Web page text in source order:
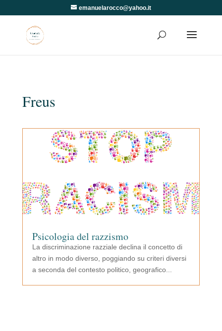
emanuelarocco@yahoo.it
Freus
Psicologia del razzismo
La discriminazione razziale declina il concetto di
altro in modo diverso, poggiando su criteri diversi
a seconda del contesto politico, geografico...